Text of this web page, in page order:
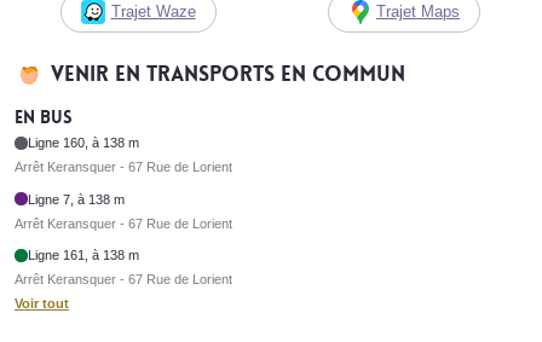
Trajet Waze Trajet Maps
Venir en transports en commun
En bus
Ligne 160, à 138 m
Arrêt Keransquer - 67 Rue de Lorient
Ligne 7, à 138 m
Arrêt Keransquer - 67 Rue de Lorient
Ligne 161, à 138 m
Arrêt Keransquer - 67 Rue de Lorient
Voir tout